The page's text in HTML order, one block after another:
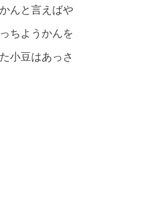
んと言えばや
ちようかんを
小豆はあっさ